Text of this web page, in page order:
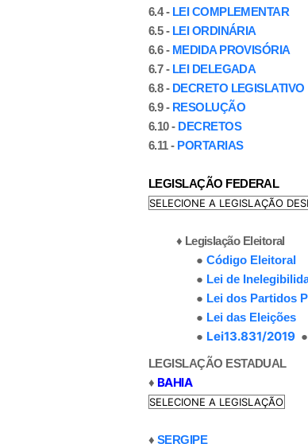
6.4 - LEI COMPLEMENTAR
6.5 - LEI ORDINÁRIA
6.6 - MEDIDA PROVISÓRIA
6.7 - LEI DELEGADA
6.8 - DECRETO LEGISLATIVO
6.9 - RESOLUÇÃO
6.10 - DECRETOS
6.11 - PORTARIAS
LEGISLAÇÃO FEDERAL
♦ Legislação Eleitoral
● Código Eleitoral
● Lei de
● Lei dos Partidos
● Lei das Eleições
● Lei13.831/2019 ●
LEGISLAÇÃO ESTADUAL
♦ BAHIA
♦ SERGIPE